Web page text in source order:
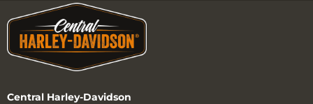
Central Harley-Davidson